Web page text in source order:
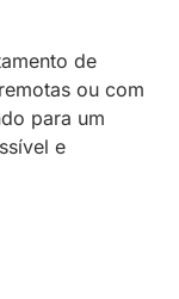
de
ou com
para um
e